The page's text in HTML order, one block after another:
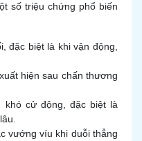
số triệu chứng phổ biến
đặc biệt là khi vận động,
hiện sau chấn thương
khó cử động, đặc biệt là
vướng víu khi duỗi thẳng